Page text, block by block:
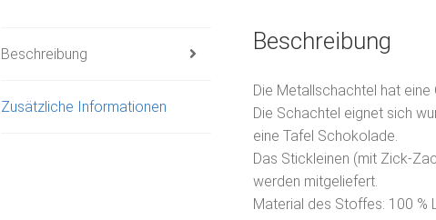
Beschreibung
Zusätzliche Informationen
Beschreibung
Die Metallschachtel hat
Die Schachtel eignet sich
eine Tafel Schokolade.
Das Stickleinen (mit Zick-
werden mitgeliefert.
Material des Stoffes: 100 %